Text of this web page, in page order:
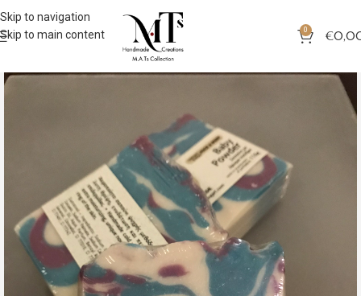
Skip to navigation
Skip to main content
0 €